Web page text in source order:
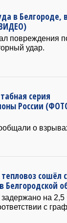
в Белгороде,
повреждения
удар.
серия
России
о
сошёл с
Белгородской
на 2,5
с